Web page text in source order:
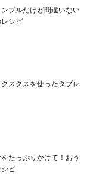
プルだけど間違いない
シピ
スクスを使ったタブレ
たっぷりかけて！おう
ピ